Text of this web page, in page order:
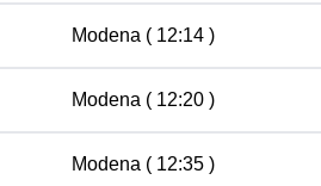
Modena ( 12:14 )
Modena ( 12:20 )
Modena ( 12:35 )